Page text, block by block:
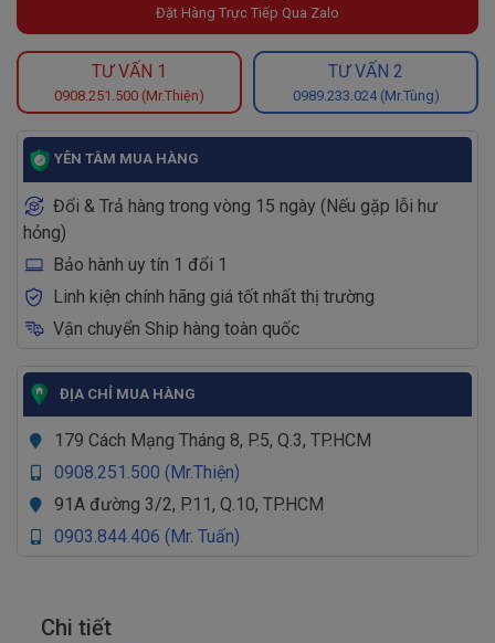
Đặt Hàng Trực Tiếp Qua Zalo
TƯ VẤN 1
0908.251.500 (Mr.Thiện)
TƯ VẤN 2
0989.233.024 (Mr.Tùng)
YÊN TÂM MUA HÀNG
Đổi & Trả hàng trong vòng 15 ngày (Nếu gặp lỗi hư
hỏng)
Bảo hành uy tín 1 đổi 1
Linh kiện chính hãng giá tốt nhất thị trường
Vận chuyển Ship hàng toàn quốc
ĐỊA CHỈ MUA HÀNG
179 Cách Mạng Tháng 8, P.5, Q.3, TP.HCM
0908.251.500 (Mr.Thiện)
91A đường 3/2, P.11, Q.10, TP.HCM
0903.844.406 (Mr. Tuấn)
Chi tiết